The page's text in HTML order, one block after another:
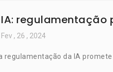
IA: regulamentação
Fev , 26 , 2024
regulamentação da IA